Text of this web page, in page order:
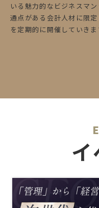
いる魅力的なビジネスマ
通点がある会計人材に限
を定期的に開催していきま
イ